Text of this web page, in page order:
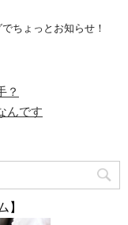
ちょっとお知らせ！
？
んです
】